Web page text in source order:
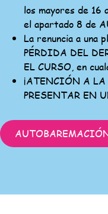
los mayores de 16
el apartado 8 de
La renuncia a una
PÉRDIDA DEL
EL CURSO, en
¡ATENCIÓN A
PRESENTAR EN